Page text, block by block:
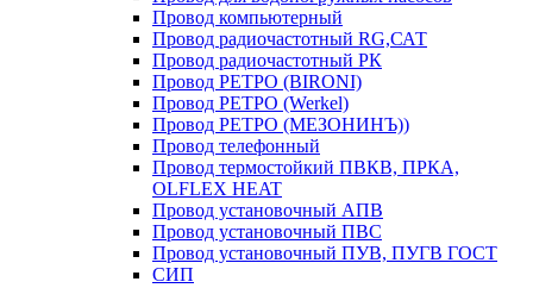
Провод компьютерный
Провод радиочастотный RG,САТ
Провод радиочастотный РК
Провод РЕТРО (BIRONI)
Провод РЕТРО (Werkel)
Провод РЕТРО (МЕЗОНИНЪ))
Провод телефонный
Провод термостойкий ПВКВ, ПРКА,
OLFLEX HEAT
Провод установочный АПВ
Провод установочный ПВС
Провод установочный ПУВ, ПУГВ ГОСТ
СИП